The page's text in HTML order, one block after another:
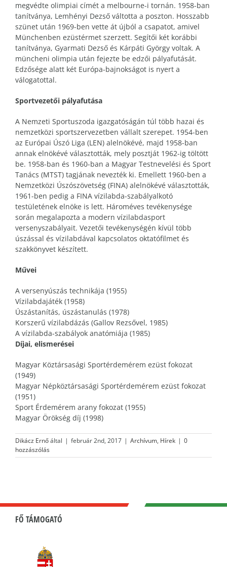
megvédte olimpiai címét a melbourne-i tornán. 1958-ban
tanítványa, Lemhényi Dezső váltotta a poszton. Hosszabb
szünet után 1969-ben vette át újból a csapatot, amivel
Münchenben ezüstérmet szerzett. Segítői két korábbi
tanítványa, Gyarmati Dezső és Kárpáti György voltak. A
müncheni olimpia után fejezte be edzői pályafutását.
Edzősége alatt két Európa-bajnokságot is nyert a
válogatottal.
Sportvezetői pályafutása
A Nemzeti Sportuszoda igazgatóságán túl több hazai és
nemzetközi sportszervezetben vállalt szerepet. 1954-ben
az Európai Úszó Liga (LEN) alelnökévé, majd 1958-ban
annak elnökévé választották, mely posztját 1962-ig töltött
be. 1958-ban és 1960-ban a Magyar Testnevelési és Sport
Tanács (MTST) tagjának nevezték ki. Emellett 1960-ben a
Nemzetközi Úszószövetség (FINA) alelnökévé választották,
1961-ben pedig a FINA vízilabda-szabályalkotó
testületének elnöke is lett. Hároméves tevékenysége
során megalapozta a modern vízilabdasport
versenyszabályait. Vezetői tevékenységén kívül több
úszással és vízilabdával kapcsolatos oktatófilmet és
szakkönyvet készített.
Művei
A versenyúszás technikája (1955)
Vízilabdajáték (1958)
Úszástanítás, úszástanulás (1978)
Korszerű vízilabdázás (Gallov Rezsővel, 1985)
A vízilabda-szabályok anatómiája (1985)
Díjai, elismerései
Magyar Köztársasági Sportérdemérem ezüst fokozat
(1949)
Magyar Népköztársasági Sportérdemérem ezüst fokozat
(1951)
Sport Érdemérem arany fokozat (1955)
Magyar Örökség díj (1998)
Dikácz Ernőáltal | február 2nd, 2017 | Archívum, Hírek | 0
hozzászólás
FŐ TÁMOGATÓ